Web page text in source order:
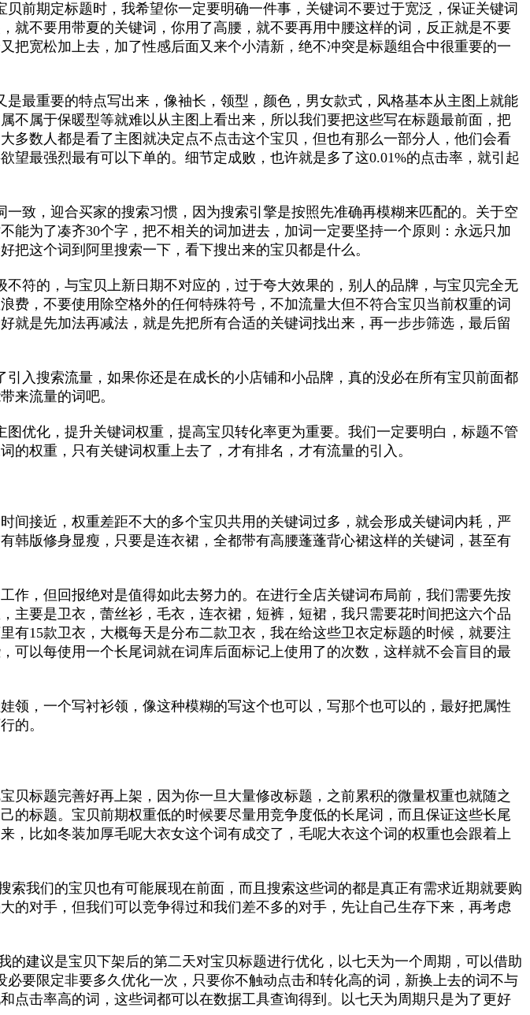
前期定标题时，我希望你一定要明确一件事，关键词不要过于宽泛，保证关键词
就不要用带夏的关键词，你用了高腰，就不要再用中腰这样的词，反正就是不要
宽松加上去，加了性感后面又来个小清新，绝不冲突是标题组合中很重要的一
最重要的特点写出来，像袖长，领型，颜色，男女款式，风格基本从主图上就能
不属于保暖型等就难以从主图上看出来，所以我们要把这些写在标题最前面，把
多数人都是看了主图就决定点不点击这个宝贝，但也有那么一部分人，他们会看
最强烈最有可以下单的。细节定成败，也许就是多了这0.01%的点击率，就引起
致，迎合买家的搜索习惯，因为搜索引擎是按照先准确再模糊来匹配的。关于空
为了凑齐30个字，把不相关的词加进去，加词一定要坚持一个原则：永远只加
这个词到阿里搜索一下，看下搜出来的宝贝都是什么。
符的，与宝贝上新日期不对应的，过于夸大效果的，别人的品牌，与宝贝完全无
，不要使用除空格外的任何特殊符号，不加流量大但不符合宝贝当前权重的词
是先加法再减法，就是先把所有合适的关键词找出来，再一步步筛选，最后留
入搜索流量，如果你还是在成长的小店铺和小品牌，真的没必在所有宝贝前面都
来流量的词吧。
优化，提升关键词权重，提高宝贝转化率更为重要。我们一定要明白，标题不管
权重，只有关键词权重上去了，才有排名，才有流量的引入。
间接近，权重差距不大的多个宝贝共用的关键词过多，就会形成关键词内耗，严
韩版修身显瘦，只要是连衣裙，全都带有高腰蓬蓬背心裙这样的关键词，甚至有
作，但回报绝对是值得如此去努力的。在进行全店关键词布局前，我们需要先按
要是卫衣，蕾丝衫，毛衣，连衣裙，短裤，短裙，我只需要花时间把这六个品
15款卫衣，大概每天是分布二款卫衣，我在给这些卫衣定标题的时候，就要注
以每使用一个长尾词就在词库后面标记上使用了的次数，这样就不会盲目的最
，一个写衬衫领，像这种模糊的写这个也可以，写那个也可以的，最好把属性
的。
标题完善好再上架，因为你一旦大量修改标题，之前累积的微量权重也就随之
标题。宝贝前期权重低的时候要尽量用竞争度低的长尾词，而且保证这些长尾
，比如冬装加厚毛呢大衣女这个词有成交了，毛呢大衣这个词的权重也会跟着上
我们的宝贝也有可能展现在前面，而且搜索这些词的都是真正有需求近期就要购
的对手，但我们可以竞争得过和我们差不多的对手，先让自己生存下来，再考虑
建议是宝贝下架后的第二天对宝贝标题进行优化，以七天为一个周期，可以借助
要限定非要多久优化一次，只要你不触动点击和转化高的词，新换上去的词不与
点击率高的词，这些词都可以在数据工具查询得到。以七天为周期只是为了更好